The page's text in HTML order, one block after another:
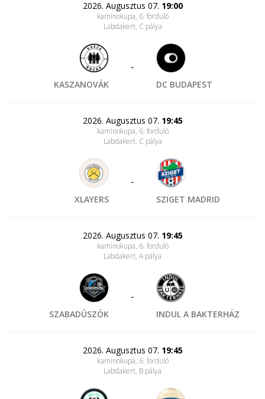
2026. Augusztus 07. 19:00
kaminokupa, 6. forduló
Labdakert, C pálya
KASZANOVÁK
-
DC BUDAPEST
2026. Augusztus 07. 19:45
kaminokupa, 6. forduló
Labdakert, C pálya
XLAYERS
-
SZIGET MADRID
2026. Augusztus 07. 19:45
kaminokupa, 6. forduló
Labdakert, A pálya
SZABADÚSZÓK
-
INDUL A BAKTERHÁZ
2026. Augusztus 07. 19:45
kaminokupa, 6. forduló
Labdakert, B pálya